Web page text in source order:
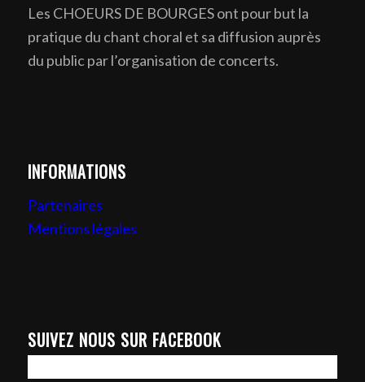
Les CHOEURS DE BOURGES ont pour but la
pratique du chant choral et sa diffusion auprès
du public par l’organisation de concerts.
INFORMATIONS
Partenaires
Mentions légales
SUIVEZ NOUS SUR FACEBOOK